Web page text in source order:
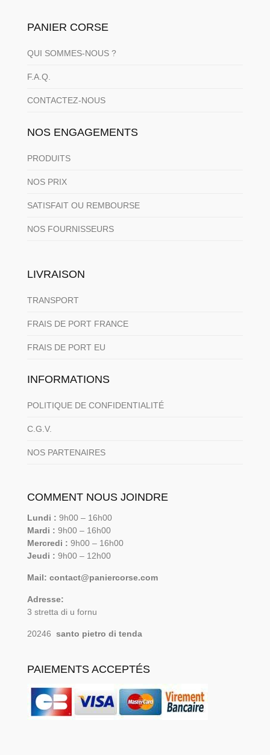
PANIER CORSE
QUI SOMMES-NOUS ?
F.A.Q.
CONTACTEZ-NOUS
NOS ENGAGEMENTS
PRODUITS
NOS PRIX
SATISFAIT OU REMBOURSE
NOS FOURNISSEURS
LIVRAISON
TRANSPORT
FRAIS DE PORT FRANCE
FRAIS DE PORT EU
INFORMATIONS
POLITIQUE DE CONFIDENTIALITÉ
C.G.V.
NOS PARTENAIRES
COMMENT NOUS JOINDRE
Lundi : 9h00 – 16h00
Mardi : 9h00 – 16h00
Mercredi : 9h00 – 16h00
Jeudi : 9h00 – 12h00
Mail: contact@paniercorse.com
Adresse:
3 stretta di u fornu
20246 santo pietro di tenda
PAIEMENTS ACCEPTÉS